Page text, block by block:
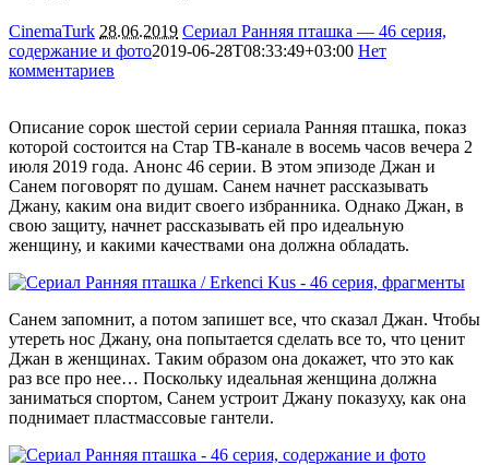
CinemaTurk 28.06.2019 Сериал Ранняя пташка — 46 серия,
содержание и фото2019-06-28T08:33:49+03:00 Нет
комментариев
Описание сорок шестой серии сериала Ранняя пташка, показ
которой состоится на Стар ТВ-канале в восемь часов вечера 2
июля 2019 года. Анонс 46 серии. В этом эпизоде Джан и
Санем поговорят по душам. Санем начнет рассказывать
Джану, каким она видит своего избранника. Однако Джан, в
свою защиту, начнет рассказывать ей про идеальную
женщину, и какими качествами она должна обладать.
Санем запомнит, а потом запишет все, что сказал Джан. Чтобы
утереть нос Джану, она попытается сделать все то, что ценит
Джан в женщинах. Таким образом она докажет, что это как
раз все про нее… Поскольку идеальная женщина должна
заниматься спортом, Санем устроит Джану показуху, как она
поднимает пластмассовые гантели.